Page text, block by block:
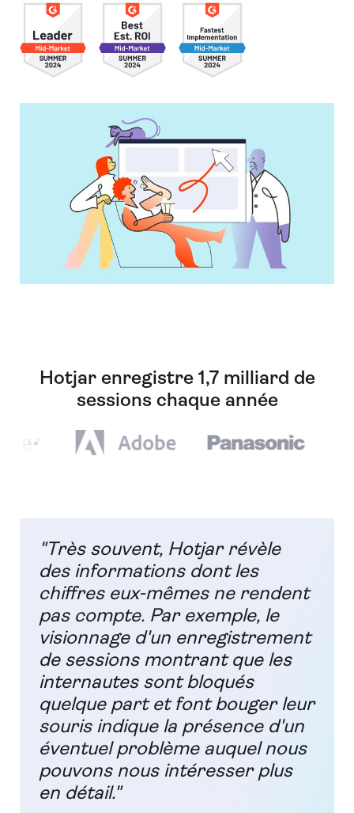
Hotjar enregistre 1,7 milliard de
sessions chaque année
"Très souvent, Hotjar révèle
des informations dont les
chiffres eux-mêmes ne rendent
pas compte. Par exemple, le
visionnage d'un enregistrement
de sessions montrant que les
internautes sont bloqués
quelque part et font bouger leur
souris indique la présence d'un
éventuel problème auquel nous
pouvons nous intéresser plus
en détail."